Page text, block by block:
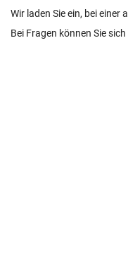
Wir laden Sie ein, bei
Bei Fragen können Sie